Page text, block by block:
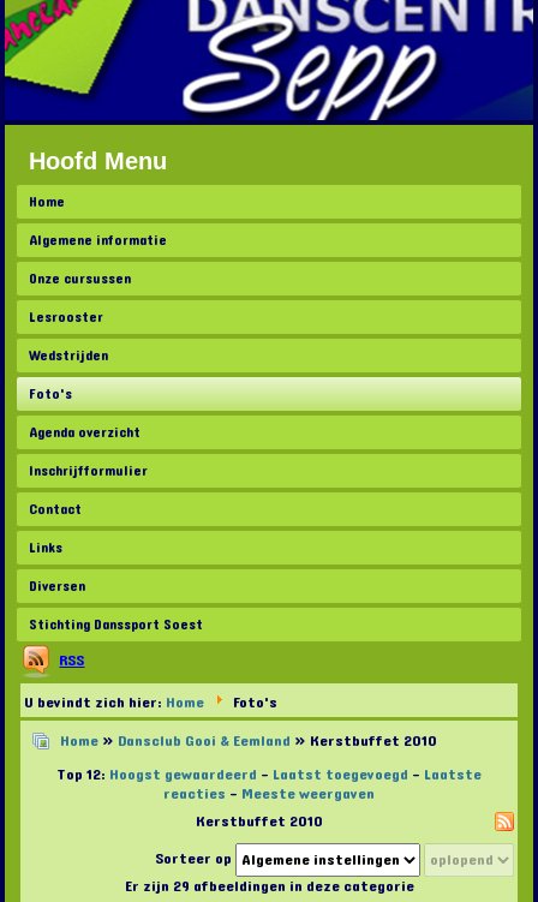
Hoofd Menu
Home
Algemene informatie
Onze cursussen
Lesrooster
Wedstrijden
Foto's
Agenda overzicht
Inschrijfformulier
Contact
Links
Diversen
Stichting Danssport Soest
RSS
U bevindt zich hier: Home
Foto's
Home» Dansclub Gooi & Eemland » Kerstbuffet 2010
Top 12: Hoogst gewaardeerd - Laatst toegevoegd - Laatste
reacties - Meeste weergaven
Kerstbuffet 2010
Sorteer op
Er zijn 29 afbeeldingen in deze categorie